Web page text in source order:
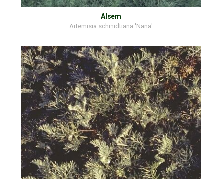
Alsem
Artemisia schmidtiana 'Nana'